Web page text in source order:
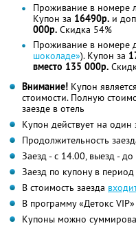
Проживание в номере
Купон за 16490р. и
000р. Скидка 54%
Проживание в номере
шоколаде»). Купон за
вместо 135 000р.
Внимание! Купон
стоимости. Полную
заезде в отель
Купон действует на один
Продолжительность
Заезд - с 14.00, выезд -
Заезд по купону в
В стоимость заезда
В программу «Детокс VIP»
Купоны можно